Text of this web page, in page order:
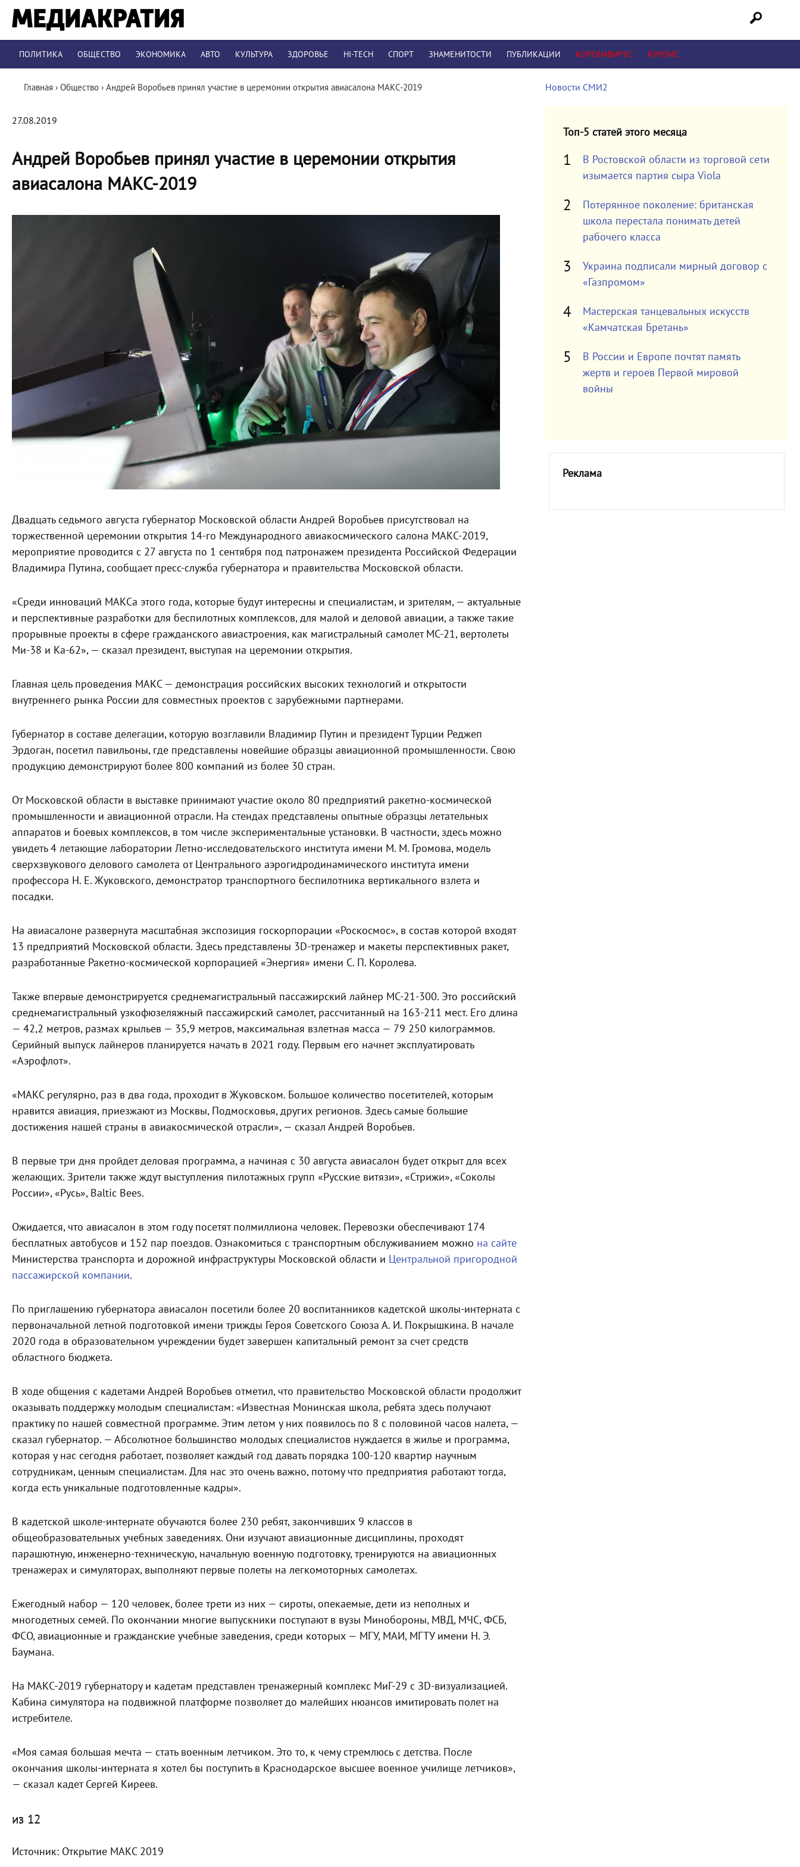
ПОЛИТИКА ОБЩЕСТВО ЭКОНОМИКА АВТО КУЛЬТУРА ЗДОРОВЬЕ HI-TECH СПОРТ ЗНАМЕНИТОСТИ ПУБЛИКАЦИИ КОРОНАВИРУС КРИЗИС
Главная › Общество › Андрей Воробьев принял участие в церемонии открытия авиасалона МАКС-2019
27.08.2019
Андрей Воробьев принял участие в церемонии открытия
авиасалона МАКС-2019
Двадцать седьмого августа губернатор Московской области Андрей Воробьев присутствовал на
торжественной церемонии открытия 14-го Международного авиакосмического салона МАКС-2019,
мероприятие проводится с 27 августа по 1 сентября под патронажем президента Российской Федерации
Владимира Путина, сообщает пресс-служба губернатора и правительства Московской области.
«Среди инноваций МАКСа этого года, которые будут интересны и специалистам, и зрителям, — актуальные
и перспективные разработки для беспилотных комплексов, для малой и деловой авиации, а также такие
прорывные проекты в сфере гражданского авиастроения, как магистральный самолет МС-21, вертолеты
Ми-38 и Ка-62», — сказал президент, выступая на церемонии открытия.
Главная цель проведения МАКС — демонстрация российских высоких технологий и открытости
внутреннего рынка России для совместных проектов с зарубежными партнерами.
Губернатор в составе делегации, которую возглавили Владимир Путин и президент Турции Реджеп
Эрдоган, посетил павильоны, где представлены новейшие образцы авиационной промышленности. Свою
продукцию демонстрируют более 800 компаний из более 30 стран.
От Московской области в выставке принимают участие около 80 предприятий ракетно-космической
промышленности и авиационной отрасли. На стендах представлены опытные образцы летательных
аппаратов и боевых комплексов, в том числе экспериментальные установки. В частности, здесь можно
увидеть 4 летающие лаборатории Летно-исследовательского института имени М. М. Громова, модель
сверхзвукового делового самолета от Центрального аэрогидродинамического института имени
профессора Н. Е. Жуковского, демонстратор транспортного беспилотника вертикального взлета и
посадки.
На авиасалоне развернута масштабная экспозиция госкорпорации «Роскосмос», в состав которой входят
13 предприятий Московской области. Здесь представлены 3D-тренажер и макеты перспективных ракет,
разработанные Ракетно-космической корпорацией «Энергия» имени С. П. Королева.
Также впервые демонстрируется среднемагистральный пассажирский лайнер МС-21-300. Это российский
среднемагистральный узкофюзеляжный пассажирский самолет, рассчитанный на 163-211 мест. Его длина
— 42,2 метров, размах крыльев — 35,9 метров, максимальная взлетная масса — 79 250 килограммов.
Серийный выпуск лайнеров планируется начать в 2021 году. Первым его начнет эксплуатировать
«Аэрофлот».
«МАКС регулярно, раз в два года, проходит в Жуковском. Большое количество посетителей, которым
нравится авиация, приезжают из Москвы, Подмосковья, других регионов. Здесь самые большие
достижения нашей страны в авиакосмической отрасли», — сказал Андрей Воробьев.
В первые три дня пройдет деловая программа, а начиная с 30 августа авиасалон будет открыт для всех
желающих. Зрители также ждут выступления пилотажных групп «Русские витязи», «Стрижи», «Соколы
России», «Русь», Baltic Bees.
Ожидается, что авиасалон в этом году посетят полмиллиона человек. Перевозки обеспечивают 174
бесплатных автобусов и 152 пар поездов. Ознакомиться с транспортным обслуживанием можно на сайте
Министерства транспорта и дорожной инфраструктуры Московской области и Центральной пригородной
пассажирской компании.
По приглашению губернатора авиасалон посетили более 20 воспитанников кадетской школы-интерната с
первоначальной летной подготовкой имени трижды Героя Советского Союза А. И. Покрышкина. В начале
2020 года в образовательном учреждении будет завершен капитальный ремонт за счет средств
областного бюджета.
В ходе общения с кадетами Андрей Воробьев отметил, что правительство Московской области продолжит
оказывать поддержку молодым специалистам: «Известная Монинская школа, ребята здесь получают
практику по нашей совместной программе. Этим летом у них появилось по 8 с половиной часов налета, —
сказал губернатор. — Абсолютное большинство молодых специалистов нуждается в жилье и программа,
которая у нас сегодня работает, позволяет каждый год давать порядка 100-120 квартир научным
сотрудникам, ценным специалистам. Для нас это очень важно, потому что предприятия работают тогда,
когда есть уникальные подготовленные кадры».
В кадетской школе-интернате обучаются более 230 ребят, закончивших 9 классов в
общеобразовательных учебных заведениях. Они изучают авиационные дисциплины, проходят
парашютную, инженерно-техническую, начальную военную подготовку, тренируются на авиационных
тренажерах и симуляторах, выполняют первые полеты на легкомоторных самолетах.
Ежегодный набор — 120 человек, более трети из них — сироты, опекаемые, дети из неполных и
многодетных семей. По окончании многие выпускники поступают в вузы Минобороны, МВД, МЧС, ФСБ,
ФСО, авиационные и гражданские учебные заведения, среди которых — МГУ, МАИ, МГТУ имени Н. Э.
Баумана.
На МАКС-2019 губернатору и кадетам представлен тренажерный комплекс МиГ-29 с ЗD-визуализацией.
Кабина симулятора на подвижной платформе позволяет до малейших нюансов имитировать полет на
истребителе.
«Моя самая большая мечта — стать военным летчиком. Это то, к чему стремлюсь с детства. После
окончания школы-интерната я хотел бы поступить в Краснодарское высшее военное училище летчиков»,
— сказал кадет Сергей Киреев.
из 12
Источник: Открытие МАКС 2019
Новости СМИ2
Топ-5 статей этого месяца
В Ростовской области из торговой сети
изымается партия сыра Viola
Потерянное поколение: британская
школа перестала понимать детей
рабочего класса
Украина подписали мирный договор с
«Газпромом»
Мастерская танцевальных искусств
«Камчатская Бретань»
В России и Европе почтят память
жертв и героев Первой мировой
войны
Реклама